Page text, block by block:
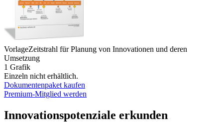
VorlageZeitstrahl für Planung von Innovationen und deren
Umsetzung
1 Grafik
Einzeln nicht erhältlich.
Dokumentenpaket kaufen
Premium-Mitglied werden
Innovationspotenziale erkunden